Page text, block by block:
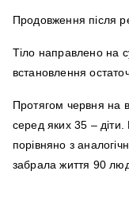
Продовження після
Тіло направлено на
встановлення
Протягом червня на
серед яких 35 – діти.
порівняно з
забрала життя 90